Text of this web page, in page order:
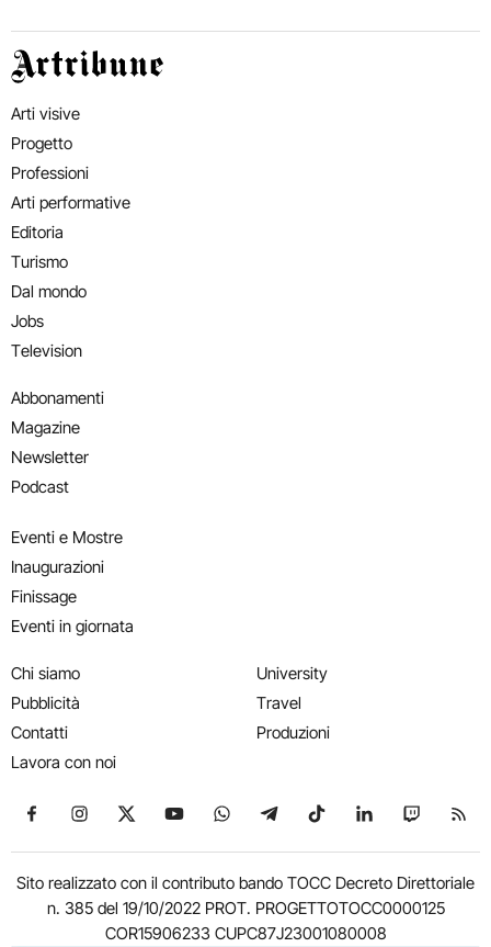
Artribune
Arti visive
Progetto
Professioni
Arti performative
Editoria
Turismo
Dal mondo
Jobs
Television
Abbonamenti
Magazine
Newsletter
Podcast
Eventi e Mostre
Inaugurazioni
Finissage
Eventi in giornata
Chi siamo
Pubblicità
Contatti
Lavora con noi
University
Travel
Produzioni
Seguici su Facebook
Seguici su Instagram
Seguici su X
Seguici su YouTube
Seguici su WhatsApp
Seguici su Telegram
Seguici su TikTok
Seguici su
Seguici
Sito realizzato con il contributo bando TOCC Decreto Direttoriale
n. 385 del 19/10/2022 PROT. PROGETTOTOCC0000125
COR15906233 CUPC87J23001080008